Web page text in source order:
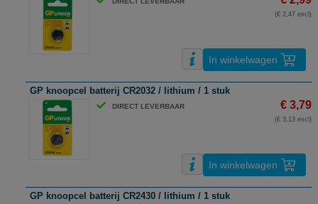
(€ 2,47 excl)
In winkelwagen
GP knoopcel batterij CR2032 / lithium / 1 stuk
DIRECT LEVERBAAR € 3,79
(€ 3,13 excl)
In winkelwagen
GP knoopcel batterij CR2430 / lithium / 1 stuk